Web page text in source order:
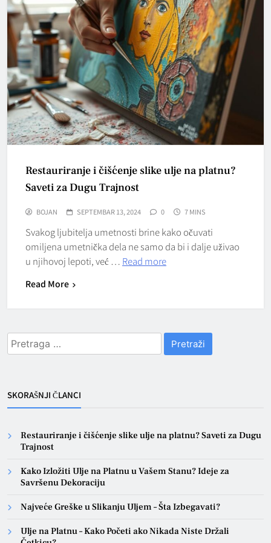
Restauriranje i čišćenje slike ulje na platnu?
Saveti za Dugu Trajnost
BOJAN SEPTEMBAR 13, 2024 0 7 MINS
Svakog ljubitelja umetnosti brine kako očuvati
omiljena umetnička dela ne samo da bi i dalje uživao
u njihovoj lepoti, već … Read more
Read More
Pretraga
za:
SKORAŠNJI ČLANCI
Restauriranje i čišćenje slike ulje na platnu? Saveti za Dugu
Trajnost
Kako Izložiti Ulje na Platnu u Vašem Stanu? Ideje za
Savršenu Dekoraciju
Najveće Greške u Slikanju Uljem – Šta Izbegavati?
Ulje na Platnu – Kako Početi ako Nikada Niste Držali